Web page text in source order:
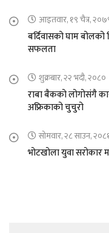
आइतवार, १९ चैत्र,
बर्दिवासको घाम बोलको
सफलता
शुक्रबार, २२ भदौ, २०८०
राबा बैकको लोगोसंगै
अफ्रिकाको चुचुरो
सोमवार, २८ साउन,
भोटखोला युवा सरोकार